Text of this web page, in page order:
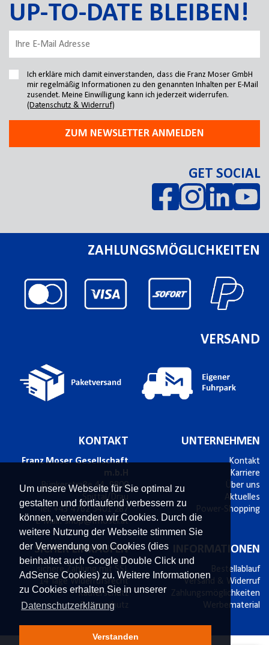
Um unsere Webseite für Sie optimal zu
gestalten und fortlaufend verbessern zu
können, verwenden wir Cookies. Durch die
weitere Nutzung der Webseite stimmen Sie
der Verwendung von Cookies (dies
beinhaltet auch Google Double Click und
AdSense Cookies) zu. Weitere Informationen
zu Cookies erhalten Sie in unserer
Datenschutzerklärung
Verstanden
UP-TO-DATE BLEIBEN!
Ich erkläre mich damit einverstanden, dass die Franz Moser GmbH
mir regelmäßig Informationen zu den genannten Inhalten per E-Mail
zusendet. Meine Einwilligung kann ich jederzeit widerrufen.
(Datenschutz & Widerruf)
ZUM NEWSLETTER ANMELDEN
GET SOCIAL
ZAHLUNGSMÖGLICHKEITEN
VERSAND
KONTAKT
Franz Moser Gesellschaft
m.b.H
Bünkerstraße 44,9800
Spittal/Drau
Tel. +43 4762 5401 287
E-Mail: shop@fmoser.at
UNTERNEHMEN
Kontakt
Karriere
Über uns
Aktuelles
Power-Shopping
SICHER EINKAUFEN
sichere Zahlung mit SSL
14 Tage Widerrufsrecht
Käuferschutz
Datenschutz
INFORMATIONEN
Bestellablauf
Versand & Widerruf
Zahlungsmöglichkeiten
Werbematerial